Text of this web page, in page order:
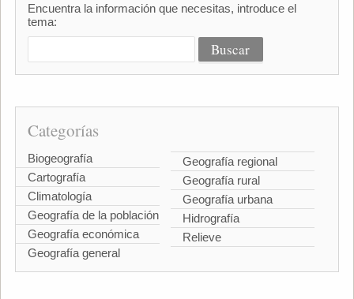
Encuentra la información que necesitas, introduce el
tema:
Categorías
Biogeografía
Cartografía
Climatología
Geografía de la población
Geografía económica
Geografía general
Geografía regional
Geografía rural
Geografía urbana
Hidrografía
Relieve